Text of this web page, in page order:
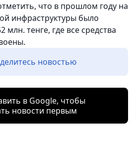
что в прошлом году на
инфраструктуры было
млн. тенге, где все средства
новостью
в Google, чтобы
новости первым